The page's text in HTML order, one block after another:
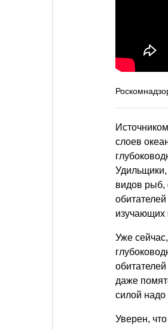
слоев
видов рыб,
изучающих
Уже
даже
силой надо
Уверен,